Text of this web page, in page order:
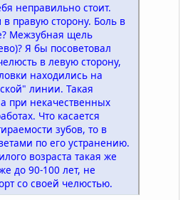
неправильно стоит.
правую сторону. Боль в
Межзубная щель
Я бы посоветовал
в левую сторону,
находились на
линии. Такая
при некачественных
Что касается
зубов, то в
по его устранению.
возраста такая же
до 90-100 лет, не
со своей челюстью.